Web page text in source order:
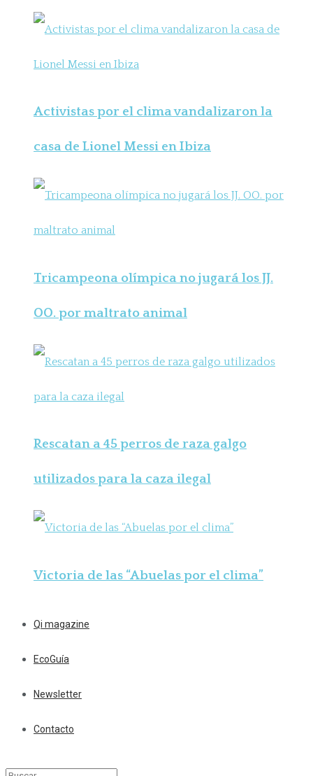
Activistas por el clima vandalizaron la
casa de Lionel Messi en Ibiza
Tricampeona olímpica no jugará los JJ.
OO. por maltrato animal
Rescatan a 45 perros de raza galgo
utilizados para la caza ilegal
Victoria de las “Abuelas por el clima”
Qi magazine
EcoGuía
Newsletter
Contacto